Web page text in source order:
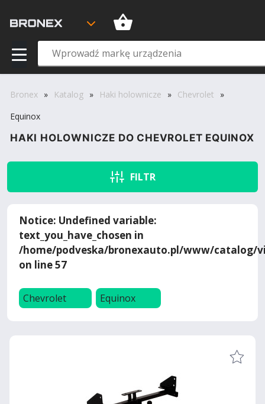
Bronex » Katalog » Haki holownicze » Chevrolet
»
Equinox
HAKI HOLOWNICZE DO CHEVROLET EQUINOX
FILTR
Notice: Undefined variable:
text_you_have_chosen in
/home/podveska/bronexauto.pl/www/catalog/
on line57
Chevrolet Equinox